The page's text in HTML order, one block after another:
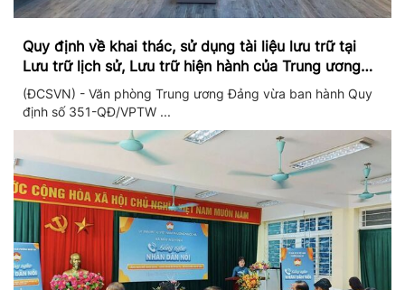
Quy định về khai thác, sử dụng tài liệu lưu trữ tại
Lưu trữ lịch sử, Lưu trữ hiện hành của Trung ương
Đảng và Văn phòng Trung ương Đảng
(ĐCSVN) - Văn phòng Trung ương Đảng vừa ban hành Quy
định số 351-QĐ/VPTW ...